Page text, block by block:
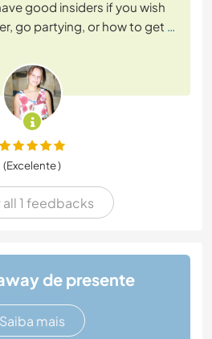
good insiders if you wish
go partying, or how to get …
(Excelente )
all 1 feedbacks
de presente
Saiba mais